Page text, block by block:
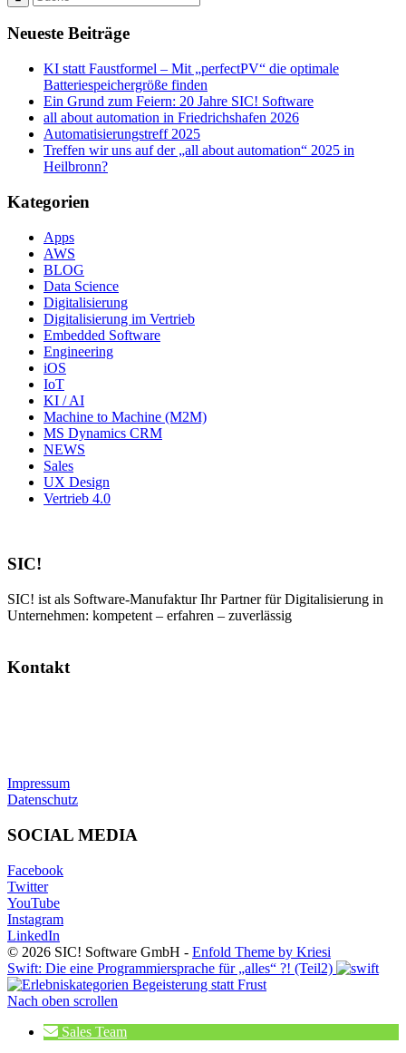
Neueste Beiträge
KI statt Faustformel – Mit „perfectPV“ die optimale
Batteriespeichergröße finden
Ein Grund zum Feiern: 20 Jahre SIC! Software
all about automation in Friedrichshafen 2026
Automatisierungstreff 2025
Treffen wir uns auf der „all about automation“ 2025 in
Heilbronn?
Kategorien
Apps
AWS
BLOG
Data Science
Digitalisierung
Digitalisierung im Vertrieb
Embedded Software
Engineering
iOS
IoT
KI / AI
Machine to Machine (M2M)
MS Dynamics CRM
NEWS
Sales
UX Design
Vertrieb 4.0
SIC!
SIC! ist als Software-Manufaktur Ihr Partner für Digitalisierung in
Unternehmen: kompetent – erfahren – zuverlässig
Kontakt
Impressum
Datenschutz
SOCIAL MEDIA
Facebook
Twitter
YouTube
Instagram
LinkedIn
© 2026 SIC! Software GmbH - Enfold Theme by Kriesi
Swift: Die eine Programmiersprache für „alles“ ?! (Teil2)
Begeisterung statt Frust
Nach oben scrollen
Sales Team